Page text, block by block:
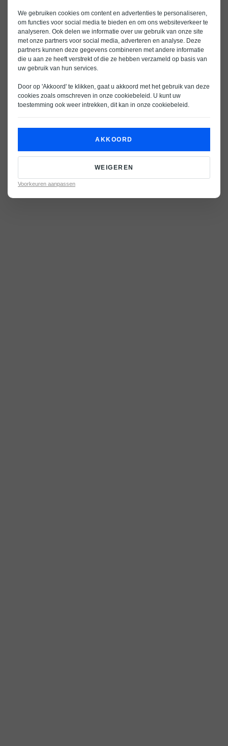
We gebruiken cookies om content en advertenties te personaliseren,
om functies voor social media te bieden en om ons websiteverkeer te
analyseren. Ook delen we informatie over uw gebruik van onze site
met onze partners voor social media, adverteren en analyse. Deze
partners kunnen deze gegevens combineren met andere informatie
die u aan ze heeft verstrekt of die ze hebben verzameld op basis van
uw gebruik van hun services.
Door op 'Akkoord' te klikken, gaat u akkoord met het gebruik van deze
cookies zoals omschreven in onze cookiebeleid . U kunt uw
toestemming ook weer intrekken, dit kan in onze cookiebeleid
AKKOORD
WEIGEREN
Voorkeuren aanpassen